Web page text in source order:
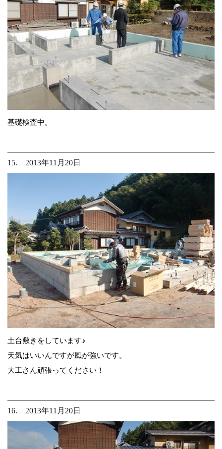
基礎検査中。
15. 2013年11月20日
土台敷きをしています♪
天気はいいんですが風が強いです。
大工さん頑張ってください！
16. 2013年11月20日